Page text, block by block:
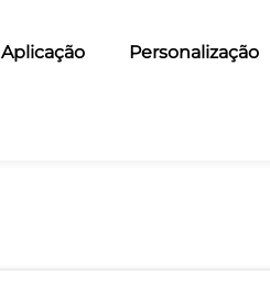
Aplicação Personalização